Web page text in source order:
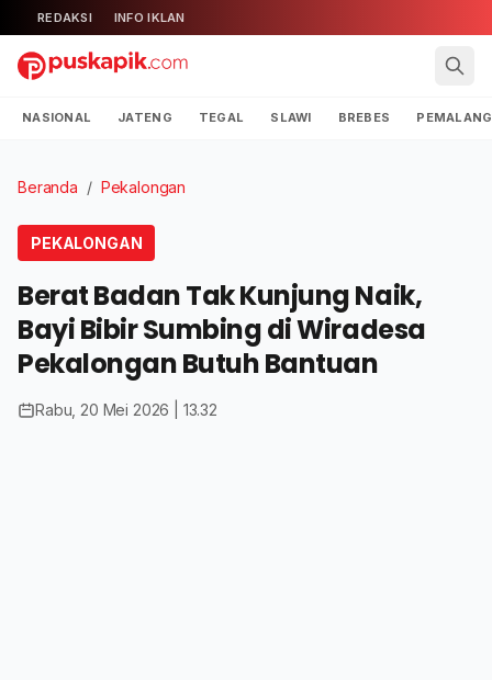
REDAKSI INFO IKLAN
NASIONAL JATENG TEGAL SLAWI BREBES PEMALANG
Beranda / Pekalongan
PEKALONGAN
Berat Badan Tak Kunjung Naik,
Bayi Bibir Sumbing di Wiradesa
Pekalongan Butuh Bantuan
Rabu, 20 Mei 2026 | 13.32